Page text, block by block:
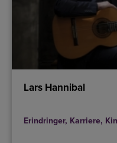
Lars Hannibal
Erindringer, Karriere,